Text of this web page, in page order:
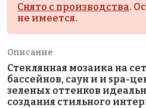
Снято с производства.
не имеется.
Описание
Стеклянная мозаика на
бассейнов, саун и и spa-
зеленых оттенков
создания стильного